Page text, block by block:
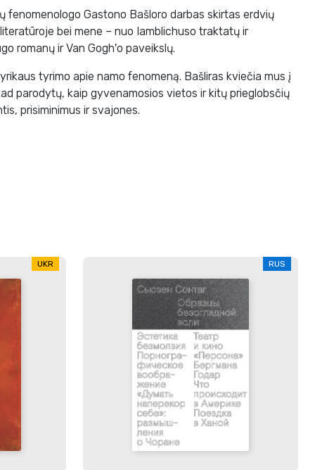
fenomenologo Gastono Bašloro darbas skirtas erdvių
bei mene – nuo Iamblichuso traktatų ir
romanų ir Van Gogh'o paveikslų.
tyrimo apie namo fenomeną. Bašliras kviečia mus į
parodytų, kaip gyvenamosios vietos ir kitų prieglobsčių
prisiminimus ir svajones.
UKR RUS